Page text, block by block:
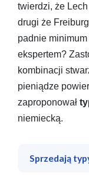
twierdzi, że
drugi że
padnie
ekspertem?
kombinacji
pieniądze
zaproponował
niemiecką.
Sprzedają